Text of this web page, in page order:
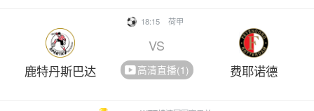
18:15 荷甲
鹿特丹斯巴达
VS
高清直播(1) 费耶诺德